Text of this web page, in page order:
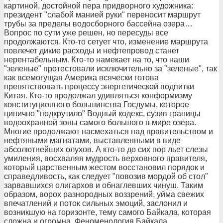
картиной, достойной пера придворного художника:
президент "слабой манией руки" переносит маршрут
трубы за пределы водосборного бассейна озера…
Вопрос по сути уже решен, но пересуды все
продолжаются. Кто-то сетует что, изменение маршрута
повлечет дикие расходы и нефтепровод станет
нерентабельным. Кто-то намекает на то, что наши
"зеленые" протестовали исключительно за "зеленые", так
как всемогущая Америка всячески готова
препятствовать процессу энергетической подпитки
Китая. Кто-то продолжал удивляться конформизму
конституционного большинства Госдумы, которое
цинично "подкрутило" Водный кодекс, сузив границы
водоохранной зоны самого большого в мире озера.
Многие продолжают насмехаться над правительством и
нефтяными магнатами, выставленными в виде
абсолютнейших олухов. А кто-то до сих пор льет слезы
умиления, восхваляя мудрость верховного правителя,
который царственным жестом восстановил порядок и
справедливость, как следует "повозив мордой об стол"
зарвавшихся олигархов и обнаглевших чинуш. Таким
образом, ворох разнородных воззрений, уйма свежих
впечатлений и поток сильных эмоций, заслонил и
возникшую на горизонте, тему самого Байкала, которая
сложна и огромна. Феноменология Байкала